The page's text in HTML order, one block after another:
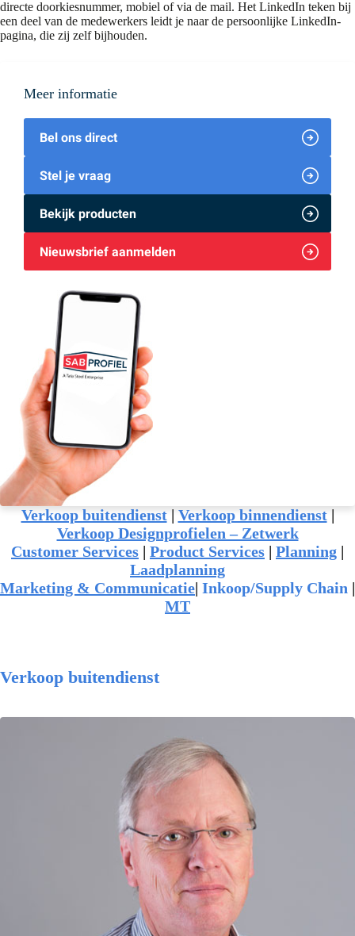
directe doorkiesnummer, mobiel of via de mail. Het LinkedIn teken bij
een deel van de medewerkers leidt je naar de persoonlijke LinkedIn-
pagina, die zij zelf bijhouden.
Meer informatie
Bel ons direct
Stel je vraag
Bekijk producten
Nieuwsbrief aanmelden
Verkoop buitendienst| Verkoop binnendienst|
Verkoop Designprofielen – Zetwerk
Customer Services | Product Services | Planning |
Laadplanning
Marketing & Communicatie| Inkoop/Supply Chain |
MT
Verkoop buitendienst